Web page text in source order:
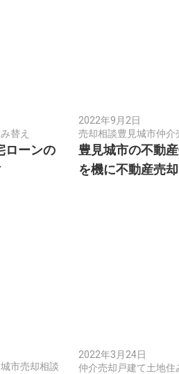
替え
ローンの
2022年9月2日
売却相談豊見城市仲介
豊見城市の不動
を機に不動産売
市売却相談
2022年3月24日
仲介売却 戸建て土地住